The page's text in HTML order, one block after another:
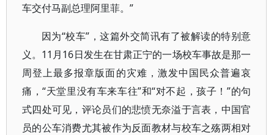
车交付马副总理阿里菲。”
因为“校车”，这篇外交简讯有了被解读的特别意
义。11月16日发生在甘肃正宁的一场校车事故是那一
周登上最多报章版面的灾难，激发中国民众普遍哀
痛，“天堂里没有车来车往”和“对不起，孩子！”的句
式四处可见，评论员们的悲愤无奈溢于言表，中国官
员的公车消费尤其被作为反面教材与校车之殇两相对